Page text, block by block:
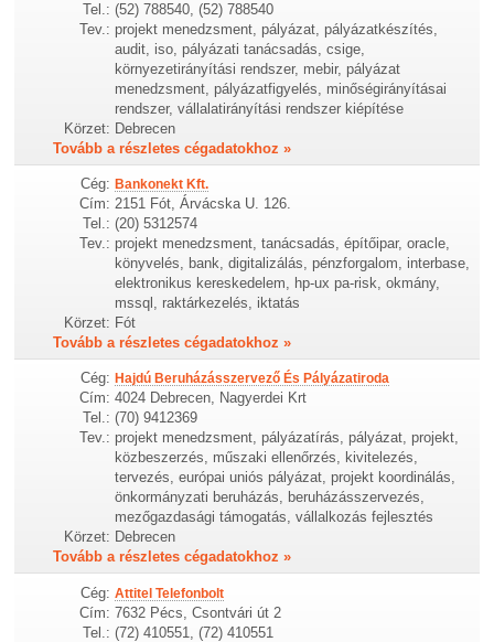
Tel.: (52) 788540, (52) 788540
Tev.: projekt menedzsment, pályázat, pályázatkészítés,
audit, iso, pályázati tanácsadás, csige,
környezetirányítási rendszer, mebir, pályázat
menedzsment, pályázatfigyelés, minőségirányításai
rendszer, vállalatirányítási rendszer kiépítése
Körzet: Debrecen
Tovább a részletes cégadatokhoz »
Cég: Bankonekt Kft.
Cím: 2151 Fót, Árvácska U. 126.
Tel.: (20) 5312574
Tev.: projekt menedzsment, tanácsadás, építőipar, oracle,
könyvelés, bank, digitalizálás, pénzforgalom, interbase,
elektronikus kereskedelem, hp-ux pa-risk, okmány,
mssql, raktárkezelés, iktatás
Körzet: Fót
Tovább a részletes cégadatokhoz »
Cég: Hajdú Beruházásszervező És Pályázatiroda
Cím: 4024 Debrecen, Nagyerdei Krt
Tel.: (70) 9412369
Tev.: projekt menedzsment, pályázatírás, pályázat, projekt,
közbeszerzés, műszaki ellenőrzés, kivitelezés,
tervezés, európai uniós pályázat, projekt koordinálás,
önkormányzati beruházás, beruházásszervezés,
mezőgazdasági támogatás, vállalkozás fejlesztés
Körzet: Debrecen
Tovább a részletes cégadatokhoz »
Cég: Attitel Telefonbolt
Cím: 7632 Pécs, Csontvári út 2
Tel.: (72) 410551, (72) 410551